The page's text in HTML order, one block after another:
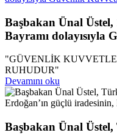
Başbakan Ünal
Bayramı dolayısıyla
"GÜVENLİK
RUHUDUR"
Devamını oku
Başbakan Ünal